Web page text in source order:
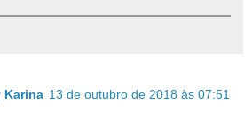
Karina 13 de outubro de 2018 às 07:51